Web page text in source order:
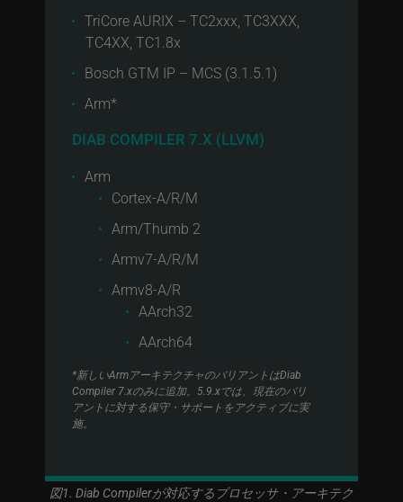
TriCore AURIX – TC2xxx, TC3XXX,
TC4XX, TC1.8x
Bosch GTM IP – MCS (3.1.5.1)
Arm*
DIAB COMPILER 7.X (LLVM)
Arm
Cortex-A/R/M
Arm/Thumb 2
Armv7-A/R/M
Armv8-A/R
AArch32
AArch64
*新しいArmアーキテクチャのバリアントはDiab
Compiler 7.xのみに追加。5.9.xでは、現在のバリ
アントに対する保守・サポートをアクティブに実
施。
図1. Diab Compilerが対応するプロセッサ・アーキテク